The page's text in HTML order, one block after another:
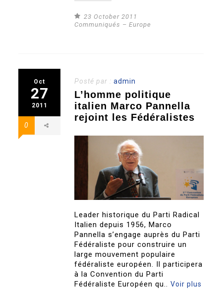
23 October 2011
Communiqués – Europe
Oct
27
2011
0
Posté par :admin
L’homme politique
italien Marco Pannella
rejoint les Fédéralistes
Leader historique du Parti Radical
Italien depuis 1956, Marco
Pannella s’engage auprès du Parti
Fédéraliste pour construire un
large mouvement populaire
fédéraliste européen. Il participera
à la Convention du Parti
Fédéraliste Européen qu..Voir plus